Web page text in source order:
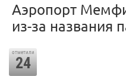
Аэропорт
из-за названия
отметили
24